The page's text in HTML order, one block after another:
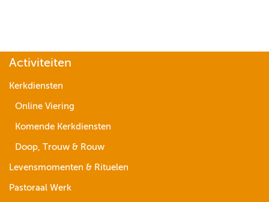
Activiteiten
Kerkdiensten
Online Viering
Komende Kerkdiensten
Doop, Trouw & Rouw
Levensmomenten & Rituelen
Pastoraal Werk